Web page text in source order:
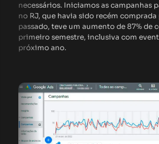
necessários. Iniciamos as campanhas
no RJ, que havia sido recém
passado, teve um aumento de 87% de
primeiro semestre, inclusiva com
próximo ano.